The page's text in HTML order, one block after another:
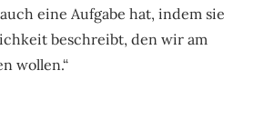
eine Aufgabe hat, indem sie
beschreibt, den wir am
wollen.“